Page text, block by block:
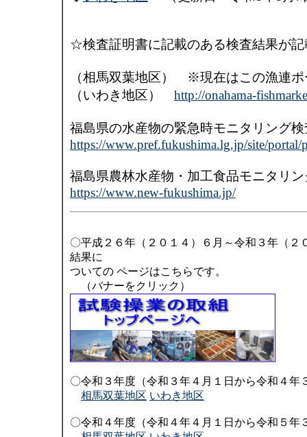
☆検査証明書に記載のある検査結果が
（相馬双葉地区） ※現在はこの漁連ポ
（いわき地区） http://onahama-
福島県の水産物の緊急時モニタリング
https://www.pref.fukushima.lg.jp/site/portal/
福島県農林水産物・加工食品モニタリ
https://www.new-fukushima.jp/
〇平成２６年（２０１４）６月～令和３年（
結果に
ついての ページはこちらです。
（バナーをクリック）
〇令和３年度（令和３年４月１日から令和４年
相馬双葉地区 いわき地区
〇令和４年度（令和４年４月１日から令和５年